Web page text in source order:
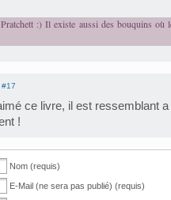
:) Il existe aussi des bouquins où
#17
ce livre, il est ressemblant
!
Nom (requis)
E-Mail (ne sera pas publié) (requis)